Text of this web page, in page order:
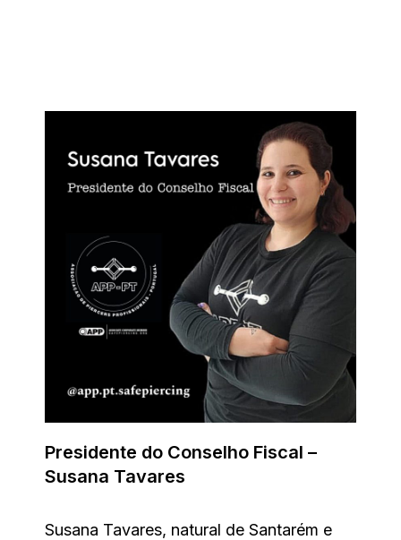
Presidente do Conselho Fiscal –
Susana Tavares
Susana Tavares, natural de Santarém e